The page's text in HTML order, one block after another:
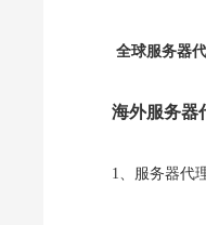
全球服务器
海外服务器
1、服务器代